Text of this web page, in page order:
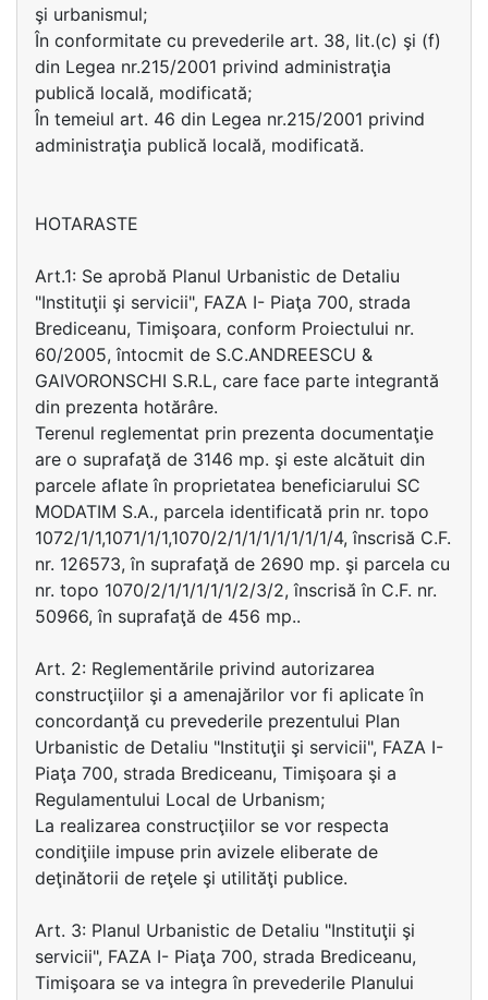
şi urbanismul;
În conformitate cu prevederile art. 38, lit.(c) şi (f)
din Legea nr.215/2001 privind administraţia
publică locală, modificată;
În temeiul art. 46 din Legea nr.215/2001 privind
administraţia publică locală, modificată.
HOTARASTE
Art.1: Se aprobă Planul Urbanistic de Detaliu
"Instituţii şi servicii", FAZA I- Piaţa 700, strada
Brediceanu, Timişoara, conform Proiectului nr.
60/2005, întocmit de S.C.ANDREESCU &
GAIVORONSCHI S.R.L, care face parte integrantă
din prezenta hotărâre.
Terenul reglementat prin prezenta documentaţie
are o suprafaţă de 3146 mp. şi este alcătuit din
parcele aflate în proprietatea beneficiarului SC
MODATIM S.A., parcela identificată prin nr. topo
1072/1/1,1071/1/1,1070/2/1/1/1/1/1/1/1/4, înscrisă C.F.
nr. 126573, în suprafaţă de 2690 mp. şi parcela cu
nr. topo 1070/2/1/1/1/1/1/2/3/2, înscrisă în C.F. nr.
50966, în suprafaţă de 456 mp..
Art. 2: Reglementările privind autorizarea
construcţiilor şi a amenajărilor vor fi aplicate în
concordanţă cu prevederile prezentului Plan
Urbanistic de Detaliu "Instituţii şi servicii", FAZA I-
Piaţa 700, strada Brediceanu, Timişoara şi a
Regulamentului Local de Urbanism;
La realizarea construcţiilor se vor respecta
condiţiile impuse prin avizele eliberate de
deţinătorii de reţele şi utilităţi publice.
Art. 3: Planul Urbanistic de Detaliu "Instituţii şi
servicii", FAZA I- Piaţa 700, strada Brediceanu,
Timişoara se va integra în prevederile Planului